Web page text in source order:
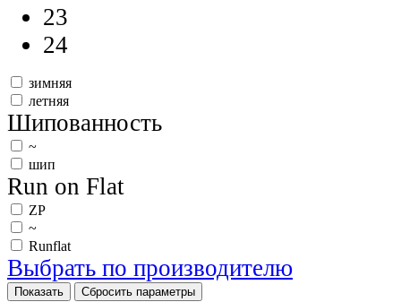
23
24
зимняя
летняя
Шипованность
~
шип
Run on Flat
ZP
~
Runflat
Выбрать по производителю